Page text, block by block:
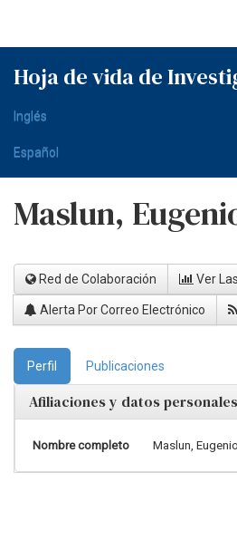
Hoja de vida de
Inglés
Español
Maslun,
Red de Colaboración Ver
Alerta Por Correo Electrónico
Perfil Publicaciones
Afiliaciones y datos personales
Nombre completo Maslun, Eugenio